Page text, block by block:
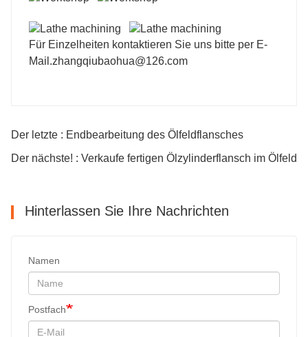
Für Einzelheiten kontaktieren Sie uns bitte per E-
Mail.zhangqiubaohua@126.com
Der letzte : Endbearbeitung des Ölfeldflansches
Der nächste! : Verkaufe fertigen Ölzylinderflansch im Ölfeld
Hinterlassen Sie Ihre Nachrichten
Namen
Postfach